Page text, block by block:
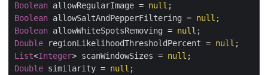
Boolean allowRegularImage = null
Boolean allowSaltAndPepperFiltering = null
Boolean allowWhiteSpotsRemoving = null
Double regionLikelihoodThresholdPercent = null
List<Integer > scanWindowSizes = null
Double similarity = null